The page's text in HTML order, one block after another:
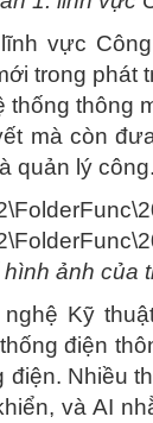
vực
trong phát
thống thông
mà còn
quản lý công.
ảnh của
Kỹ
điện
điện. Nhiều
và AI